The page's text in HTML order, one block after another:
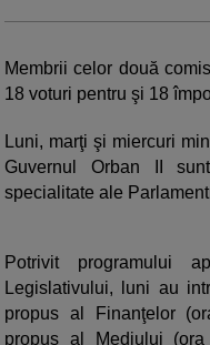
Membrii celor două
18 voturi pentru şi 18
Luni, marţi şi miercuri
Guvernul Orban II
specialitate ale
Potrivit programului
Legislativului, luni au
propus al Finanţelor
propus al Mediului